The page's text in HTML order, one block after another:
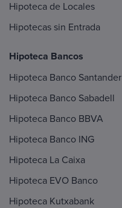
Hipoteca de Locales
Hipotecas sin Entrada
Hipoteca Bancos
Hipoteca Banco Santander
Hipoteca Banco Sabadell
Hipoteca Banco BBVA
Hipoteca Banco ING
Hipoteca La Caixa
Hipoteca EVO Banco
Hipoteca Kutxabank